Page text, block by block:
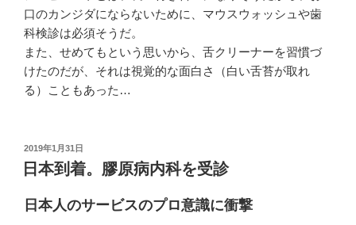
口のカンジダにならないために、マウスウォッシュや歯
科検診は必須そうだ。
また、せめてもという思いから、舌クリーナーを習慣づ
けたのだが、それは視覚的な面白さ（白い舌苔が取れ
る）こともあった…
投
稿
日:
2019年1月31日
日本到着。膠原病内科を受診
日本人のサービスのプロ意識に衝撃